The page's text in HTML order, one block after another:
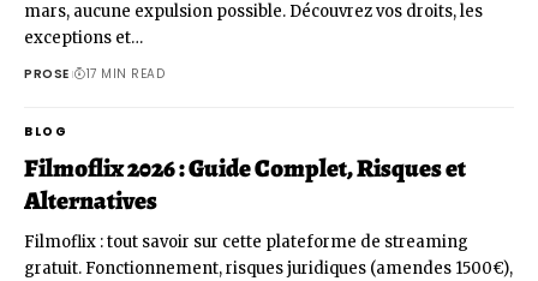
mars, aucune expulsion possible. Découvrez vos droits, les
exceptions et…
PROSE 17 MIN READ
BLOG
Filmoflix 2026 : Guide Complet, Risques et
Alternatives
Filmoflix : tout savoir sur cette plateforme de streaming
gratuit. Fonctionnement, risques juridiques (amendes 1500€),